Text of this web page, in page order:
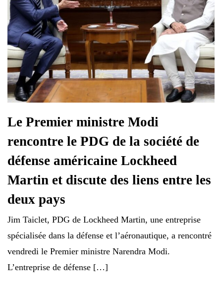
Le Premier ministre Modi
rencontre le PDG de la société de
défense américaine Lockheed
Martin et discute des liens entre les
deux pays
Jim Taiclet, PDG de Lockheed Martin, une entreprise
spécialisée dans la défense et l’aéronautique, a rencontré
vendredi le Premier ministre Narendra Modi.
L’entreprise de défense […]